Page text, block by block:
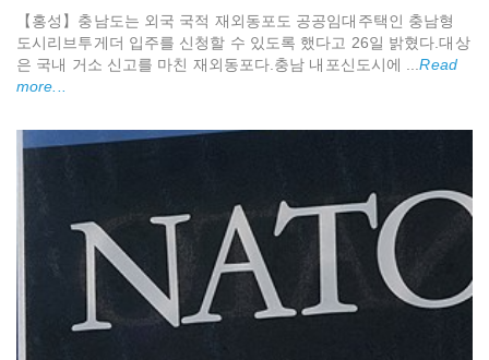
【홍성】충남도는 외국 국적 재외동포도 공공임대주택인 충남형
도시리브투게더 입주를 신청할 수 있도록 했다고 26일 밝혔다.대상
은 국내 거소 신고를 마친 재외동포다.충남 내포신도시에 ...Read
more...